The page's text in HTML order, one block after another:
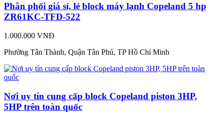
Phân phối giá sỉ, lẻ block máy lạnh Copeland 5 hp
ZR61KC-TFD-522
1.000.000 VNĐ
Phường Tân Thành, Quận Tân Phú, TP Hồ Chí Minh
Nơi uy tín cung cấp block Copeland piston 3HP,
5HP trên toàn quốc